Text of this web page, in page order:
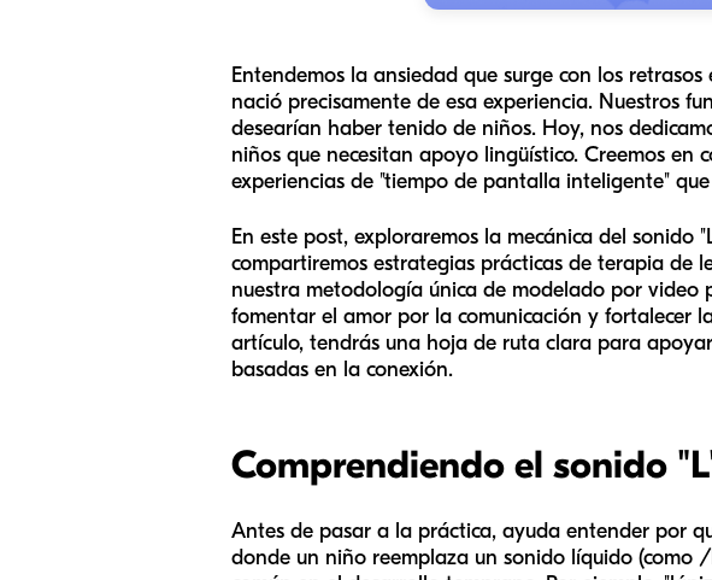
Entendemos la ansiedad que surge con los
nació precisamente de esa experiencia. Nuestros
desearían haber tenido de niños. Hoy, nos
niños que necesitan apoyo lingüístico. Creemos
experiencias de "tiempo de pantalla inteligente"
En este post, exploraremos la mecánica del
compartiremos estrategias prácticas de terapia de
nuestra metodología única de modelado por
fomentar el amor por la comunicación y fortalecer
artículo, tendrás una hoja de ruta clara para
basadas en la conexión.
Comprendiendo el sonido
Antes de pasar a la práctica, ayuda entender por
donde un niño reemplaza un sonido líquido